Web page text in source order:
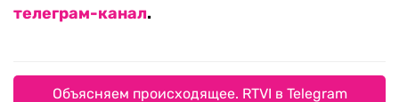
телеграм-канал.
Объясняем происходящее. RTVI в Telegram